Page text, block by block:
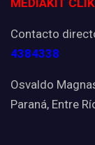
MEDIAKIT
Contacto
4384338
Osvaldo
Paraná, Entre